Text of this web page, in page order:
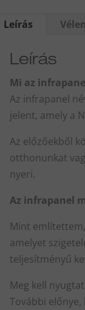
Leírás
Leírás
Mi az
Az infrapanel
jelent, amely a
Az előzőekből
otthonunkat
nyeri.
Az infrapanel
Mint
amelyet
teljesítményű
Meg kell
További